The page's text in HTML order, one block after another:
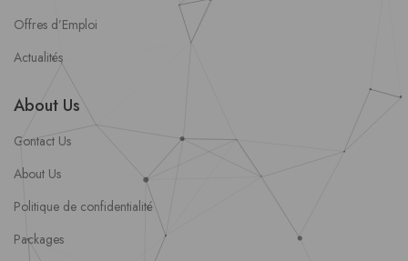
Offres d’Emploi
Actualités
About Us
Contact Us
About Us
Politique de confidentialité
Packages